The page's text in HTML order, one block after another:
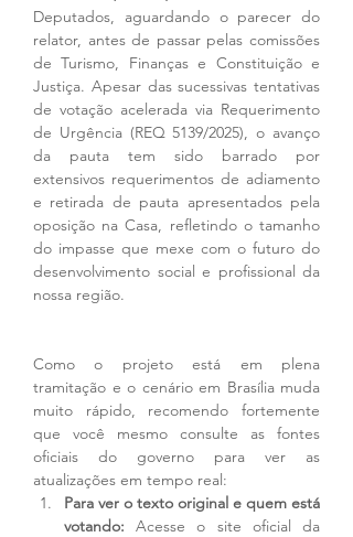
Deputados, aguardando o parecer do
relator, antes de passar pelas comissões
de Turismo, Finanças e Constituição e
Justiça. Apesar das sucessivas tentativas
de votação acelerada via Requerimento
de Urgência (REQ 5139/2025), o avanço
da pauta tem sido barrado por
extensivos requerimentos de adiamento
e retirada de pauta apresentados pela
oposição na Casa, refletindo o tamanho
do impasse que mexe com o futuro do
desenvolvimento social e profissional da
nossa região.
Como o projeto está em plena
tramitação e o cenário em Brasília muda
muito rápido, recomendo fortemente
que você mesmo consulte as fontes
oficiais do governo para ver as
atualizações em tempo real:
Para ver o texto original e quem está
votando: